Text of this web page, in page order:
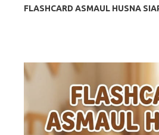
FLASHCARD ASMAUL HUSNA